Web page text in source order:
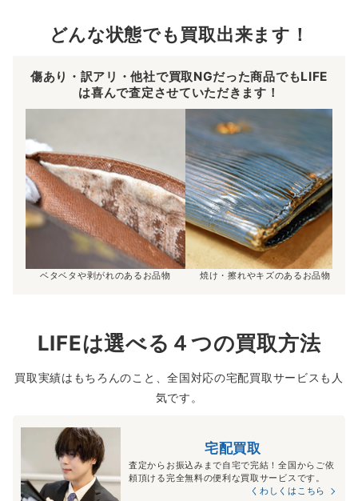
どんな状態でも買取出来ます！
傷あり・訳アリ・他社で買取NGだった商品でもLIFE
は喜んで査定させていただきます！
ベタベタや剥がれのあるお品物 焼け・擦れやキズのあるお品物
LIFEは選べる４つの買取方法
買取実績はもちろんのこと、全国対応の宅配買取サービスも人
気です。
宅配買取
査定からお振込みまで自宅で完結！全国からご依
頼頂ける完全無料の便利な買取サービスです。
くわしくはこちら